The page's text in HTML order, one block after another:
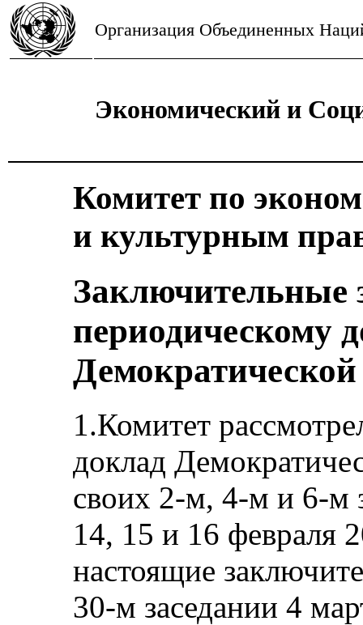
Организация Объединенных
Экономический и
Комитет по
и культурным
Заключительные
периодическому
1.Комитет
доклад
своих 2-м, 4-м и 6-м
14, 15 и 16 февраля
настоящие
30-м заседании 4